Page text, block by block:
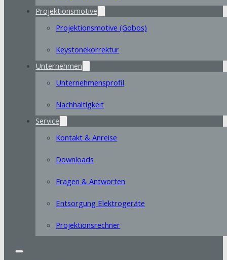
Projektionsmotive
Projektionsmotive (Gobos)
Keystonekorrektur
Unternehmen
Unternehmensprofil
Nachhaltigkeit
Service
Kontakt & Anreise
Downloads
Fragen & Antworten
Entsorgung Elektrogeräte
Projektionsrechner